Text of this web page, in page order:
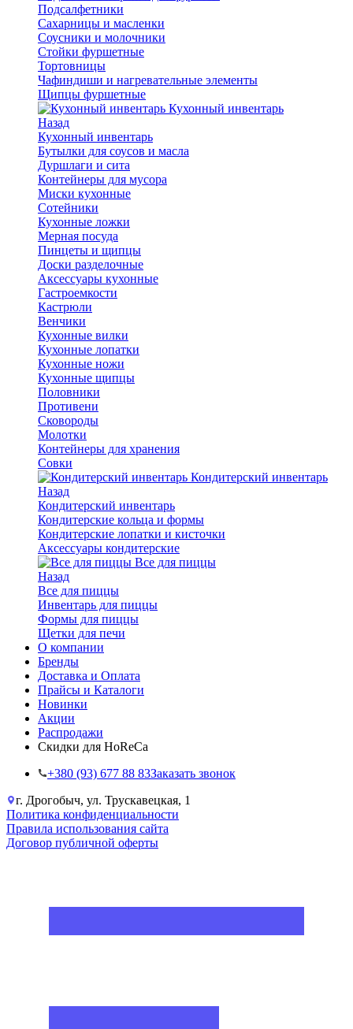
Подсалфетники
Сахарницы и масленки
Соусники и молочники
Стойки фуршетные
Тортовницы
Чафиндиши и нагревательные элементы
Щипцы фуршетные
Кухонный инвентарь
Назад
Кухонный инвентарь
Бутылки для соусов и масла
Дуршлаги и сита
Контейнеры для мусора
Миски кухонные
Сотейники
Кухонные ложки
Мерная посуда
Пинцеты и щипцы
Доски разделочные
Аксессуары кухонные
Гастроемкости
Кастрюли
Венчики
Кухонные вилки
Кухонные лопатки
Кухонные ножи
Кухонные щипцы
Половники
Противени
Сковороды
Молотки
Контейнеры для хранения
Совки
Кондитерский инвентарь
Назад
Кондитерский инвентарь
Кондитерские кольца и формы
Кондитерские лопатки и кисточки
Аксессуары кондитерские
Все для пиццы
Назад
Все для пиццы
Инвентарь для пиццы
Формы для пиццы
Щетки для печи
О компании
Бренды
Доставка и Оплата
Прайсы и Каталоги
Новинки
Акции
Распродажи
Скидки для HoReCa
+38‎0 (93) 677 88 83Заказать звонок
г. Дрогобыч, ул. Трускавецкая, 1
Политика конфиденциальности
Правила использования сайта
Договор публичной оферты